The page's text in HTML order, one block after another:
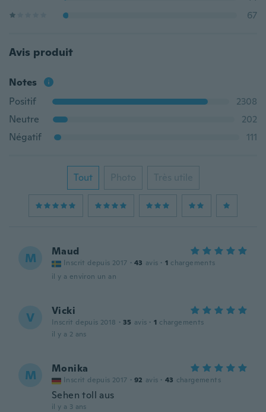
67
Avis produit
Notes
Positif
2308
Neutre
202
Négatif
111
Tout Photo Très utile
M Maud
Inscrit depuis 2017 · 43 avis · 1 chargements
il y a environ un an
V Vicki
Inscrit depuis 2018 · 35 avis · 1 chargements
il y a 2 ans
M Monika
Inscrit depuis 2017 · 92 avis · 43 chargements
Sehen toll aus
il y a 3 ans